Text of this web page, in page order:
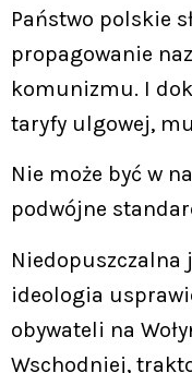
Państwo polskie
propagowanie
komunizmu. I
taryfy ulgowej,
Nie może być w
podwójne
Niedopuszczalna
ideologia
obywateli na
Wschodniej,